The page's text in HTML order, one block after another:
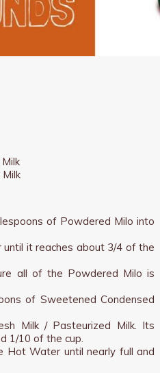
of Powdered Milo into
it reaches about 3/4 of the
all of the Powdered Milo is
of Sweetened Condensed
Milk / Pasteurized Milk. Its
1/10 of the cup.
Hot Water until nearly full and